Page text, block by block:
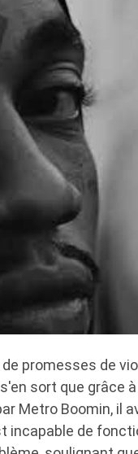
promesses de
sort que grâce à
Metro Boomin, il
incapable de